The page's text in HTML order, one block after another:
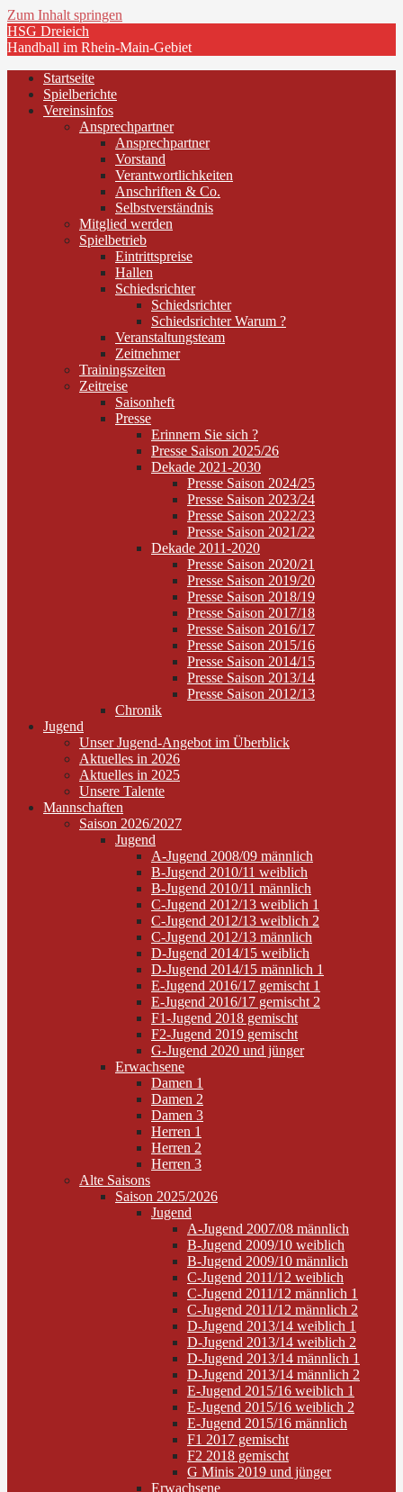
Zum Inhalt springen
HSG Dreieich
Handball im Rhein-Main-Gebiet
Startseite
Spielberichte
Vereinsinfos
Ansprechpartner
Ansprechpartner
Vorstand
Verantwortlichkeiten
Anschriften & Co.
Selbstverständnis
Mitglied werden
Spielbetrieb
Eintrittspreise
Hallen
Schiedsrichter
Schiedsrichter
Schiedsrichter Warum ?
Veranstaltungsteam
Zeitnehmer
Trainingszeiten
Zeitreise
Saisonheft
Presse
Erinnern Sie sich ?
Presse Saison 2025/26
Dekade 2021-2030
Presse Saison 2024/25
Presse Saison 2023/24
Presse Saison 2022/23
Presse Saison 2021/22
Dekade 2011-2020
Presse Saison 2020/21
Presse Saison 2019/20
Presse Saison 2018/19
Presse Saison 2017/18
Presse Saison 2016/17
Presse Saison 2015/16
Presse Saison 2014/15
Presse Saison 2013/14
Presse Saison 2012/13
Chronik
Jugend
Unser Jugend-Angebot im Überblick
Aktuelles in 2026
Aktuelles in 2025
Unsere Talente
Mannschaften
Saison 2026/2027
Jugend
A-Jugend 2008/09 männlich
B-Jugend 2010/11 weiblich
B-Jugend 2010/11 männlich
C-Jugend 2012/13 weiblich 1
C-Jugend 2012/13 weiblich 2
C-Jugend 2012/13 männlich
D-Jugend 2014/15 weiblich
D-Jugend 2014/15 männlich 1
E-Jugend 2016/17 gemischt 1
E-Jugend 2016/17 gemischt 2
F1-Jugend 2018 gemischt
F2-Jugend 2019 gemischt
G-Jugend 2020 und jünger
Erwachsene
Damen 1
Damen 2
Damen 3
Herren 1
Herren 2
Herren 3
Alte Saisons
Saison 2025/2026
Jugend
A-Jugend 2007/08 männlich
B-Jugend 2009/10 weiblich
B-Jugend 2009/10 männlich
C-Jugend 2011/12 weiblich
C-Jugend 2011/12 männlich 1
C-Jugend 2011/12 männlich 2
D-Jugend 2013/14 weiblich 1
D-Jugend 2013/14 weiblich 2
D-Jugend 2013/14 männlich 1
D-Jugend 2013/14 männlich 2
E-Jugend 2015/16 weiblich 1
E-Jugend 2015/16 weiblich 2
E-Jugend 2015/16 männlich
F1 2017 gemischt
F2 2018 gemischt
G Minis 2019 und jünger
Erwachsene